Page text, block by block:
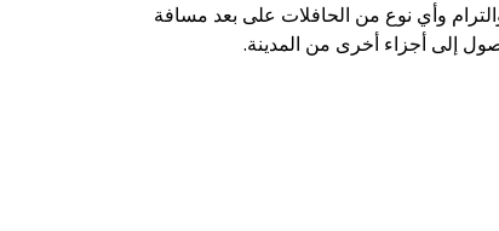
وأي نوع من الحافلات على بعد مسافة
إلى أجزاء أخرى من المدينة.